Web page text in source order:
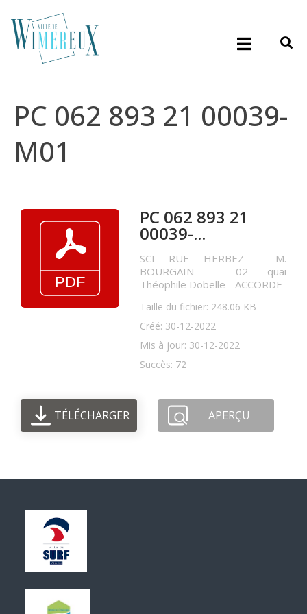
PC 062 893 21 00039-
M01
PC 062 893 21
00039-...
SCI RUE HERBEZ - M.
BOURGAIN - 02 quai
Théophile Dobelle - ACCORDE
Taille du fichier: 248.06 KB
Créé: 30-12-2022
Mis à jour: 30-12-2022
Succès: 72
TÉLÉCHARGER APERÇU